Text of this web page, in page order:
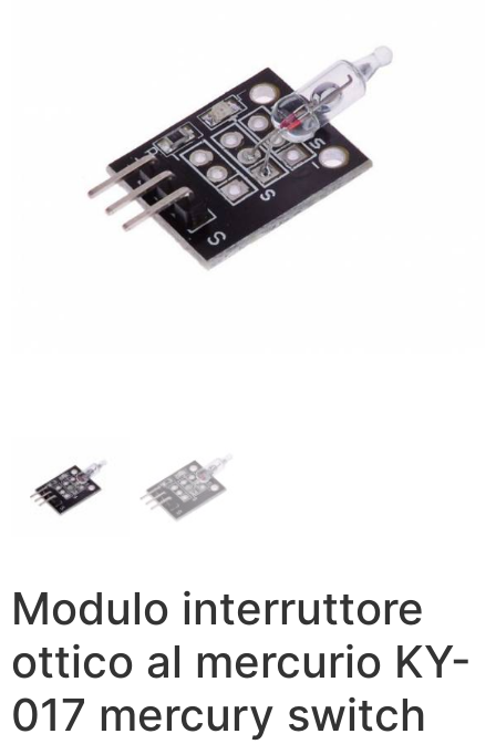
Modulo interruttore
ottico al mercurio KY-
017 mercury switch